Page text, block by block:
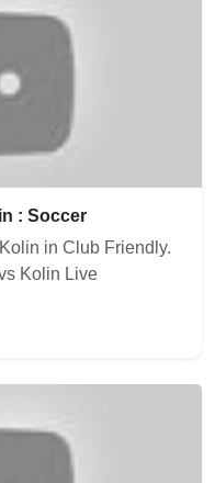
: Soccer
in Club Friendly.
Kolin Live